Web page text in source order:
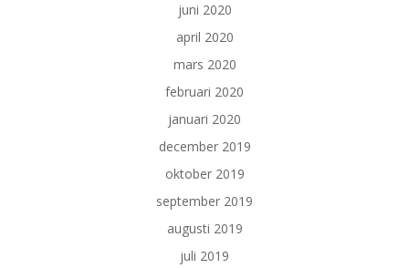
juni 2020
april 2020
mars 2020
februari 2020
januari 2020
december 2019
oktober 2019
september 2019
augusti 2019
juli 2019